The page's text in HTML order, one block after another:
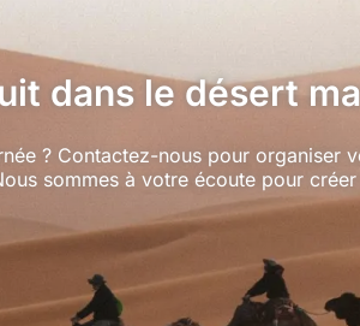
dans le désert
? Contactez-nous pour organiser
sommes à votre écoute pour créer